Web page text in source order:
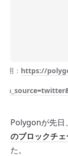
引用： https://
Polygonが先日、
のブロックチ
た。